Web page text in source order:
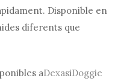
Disponible en
diferents que
aDexasiDoggie